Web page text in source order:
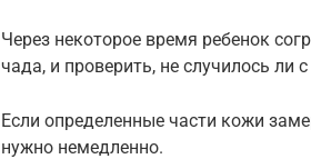
Через некоторое время ребенок
чада, и проверить, не случилось ли
Если определенные части кожи
нужно немедленно.